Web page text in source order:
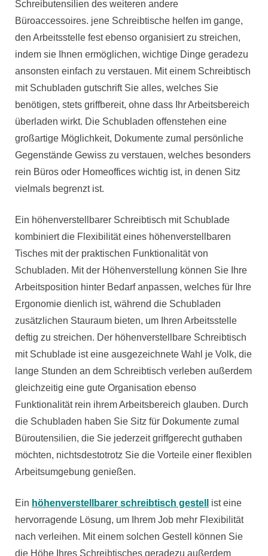
Schreibutensilien des weiteren andere
Büroaccessoires. jene Schreibtische helfen im gange,
den Arbeitsstelle fest ebenso organisiert zu streichen,
indem sie Ihnen ermöglichen, wichtige Dinge geradezu
ansonsten einfach zu verstauen. Mit einem Schreibtisch
mit Schubladen gutschrift Sie alles, welches Sie
benötigen, stets griffbereit, ohne dass Ihr Arbeitsbereich
überladen wirkt. Die Schubladen offenstehen eine
großartige Möglichkeit, Dokumente zumal persönliche
Gegenstände Gewiss zu verstauen, welches besonders
rein Büros oder Homeoffices wichtig ist, in denen Sitz
vielmals begrenzt ist.
Ein höhenverstellbarer Schreibtisch mit Schublade
kombiniert die Flexibilität eines höhenverstellbaren
Tisches mit der praktischen Funktionalität von
Schubladen. Mit der Höhenverstellung können Sie Ihre
Arbeitsposition hinter Bedarf anpassen, welches für Ihre
Ergonomie dienlich ist, während die Schubladen
zusätzlichen Stauraum bieten, um Ihren Arbeitsstelle
deftig zu streichen. Der höhenverstellbare Schreibtisch
mit Schublade ist eine ausgezeichnete Wahl je Volk, die
lange Stunden an dem Schreibtisch verleben außerdem
gleichzeitig eine gute Organisation ebenso
Funktionalität rein ihrem Arbeitsbereich glauben. Durch
die Schubladen haben Sie Sitz für Dokumente zumal
Büroutensilien, die Sie jederzeit griffgerecht guthaben
möchten, nichtsdestotrotz Sie die Vorteile einer flexiblen
Arbeitsumgebung genießen.
Ein höhenverstellbarer schreibtisch gestell
ist eine
hervorragende Lösung, um Ihrem Job mehr Flexibilität
nach verleihen. Mit einem solchen Gestell können Sie
die Höhe Ihres Schreibtisches geradezu außerdem